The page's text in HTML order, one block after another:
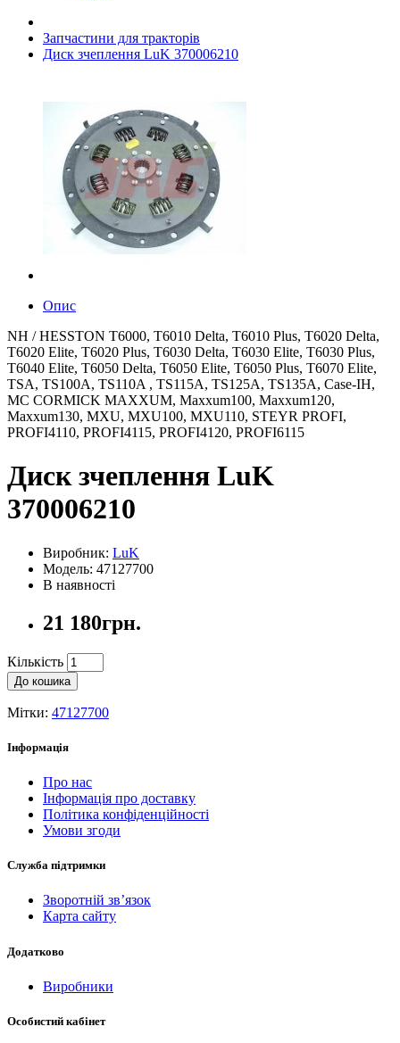
Запчастини для тракторів
Диск зчеплення LuK 370006210
Опис
NH / HESSTON T6000, T6010 Delta, T6010 Plus, T6020 Delta,
T6020 Elite, T6020 Plus, T6030 Delta, T6030 Elite, T6030 Plus,
T6040 Elite, T6050 Delta, T6050 Elite, T6050 Plus, T6070 Elite,
TSA, TS100A, TS110A , TS115A, TS125A, TS135A, Case-IH,
MC CORMICK MAXXUM, Maxxum100, Maxxum120,
Maxxum130, MXU, MXU100, MXU110, STEYR PROFI,
PROFI4110, PROFI4115, PROFI4120, PROFI6115
Диск зчеплення LuK
370006210
Виробник: LuK
Модель: 47127700
В наявності
21 180грн.
Кількість
До кошика
Мітки: 47127700
Інформація
Про нас
Інформація про доставку
Політика конфіденційності
Умови згоди
Служба підтримки
Зворотній зв’язок
Карта сайту
Додатково
Виробники
Особистий кабінет